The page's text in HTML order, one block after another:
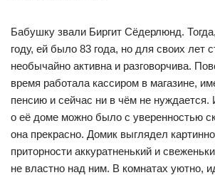
Бабушку звали Биргит Сёдерлюнд.
году, ей было 83 года, но для своих лет
необычайно активна и разговорчива.
время работала кассиром в магазине,
пенсию и сейчас ни в чём не нуждается.
о её доме можно было с уверенностью
она прекрасно. Домик выглядел
приторности аккуратненький и
не властно над ним. В комнатах уютно,